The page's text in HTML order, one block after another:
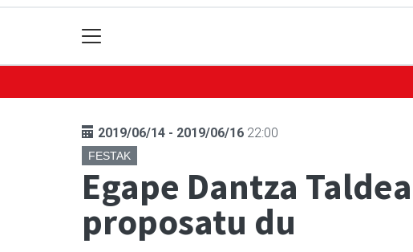
2019/06/14 - 2019/06/16 22:00
FESTAK
Egape Dantza
proposatu du